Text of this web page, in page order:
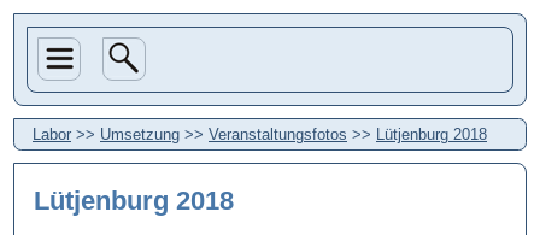
Labor >> Umsetzung >> Veranstaltungsfotos >> Lütjenburg 2018
Lütjenburg 2018